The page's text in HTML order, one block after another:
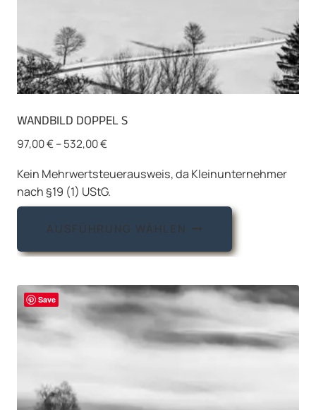
WANDBILD DOPPEL S
97,00€–532,00€
Kein Mehrwertsteuerausweis, da Kleinunternehmer
nach §19 (1) UStG.
AUSFÜHRUNG WÄHLEN
Dieses
weist
Varianten
Die
Optionen
Save